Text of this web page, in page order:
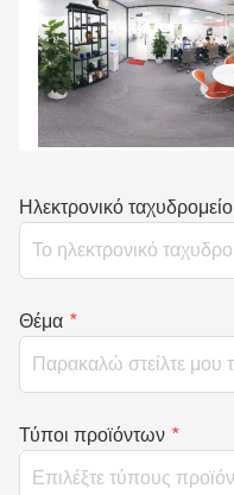
Ηλεκτρονικό ταχυδρομείο
Θέμα *
Τύποι προϊόντων *